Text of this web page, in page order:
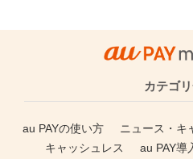
カテゴ
au PAYの使い方 ニュース・キ
キャッシュレス
au PAY導